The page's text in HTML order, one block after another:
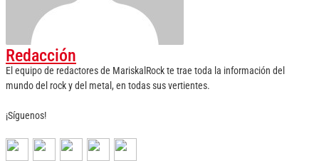
Redacción
El equipo de redactores de MariskalRock te trae toda la información del
mundo del rock y del metal, en todas sus vertientes.
¡Síguenos!